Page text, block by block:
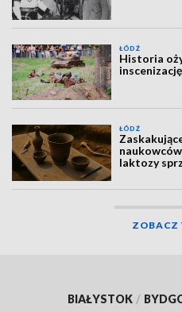
ŁÓDŹ
Historia
ŁÓDŹ
laktozy
ZOBACZ
BIAŁYSTOK /